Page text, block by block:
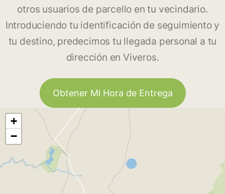
otros usuarios de parcello en tu vecindario.
Introduciendo tu identificación de seguimiento y
tu destino, predecimos tu llegada personal a tu
dirección en Viveros.
Obtener Mi Hora de Entrega
+
−